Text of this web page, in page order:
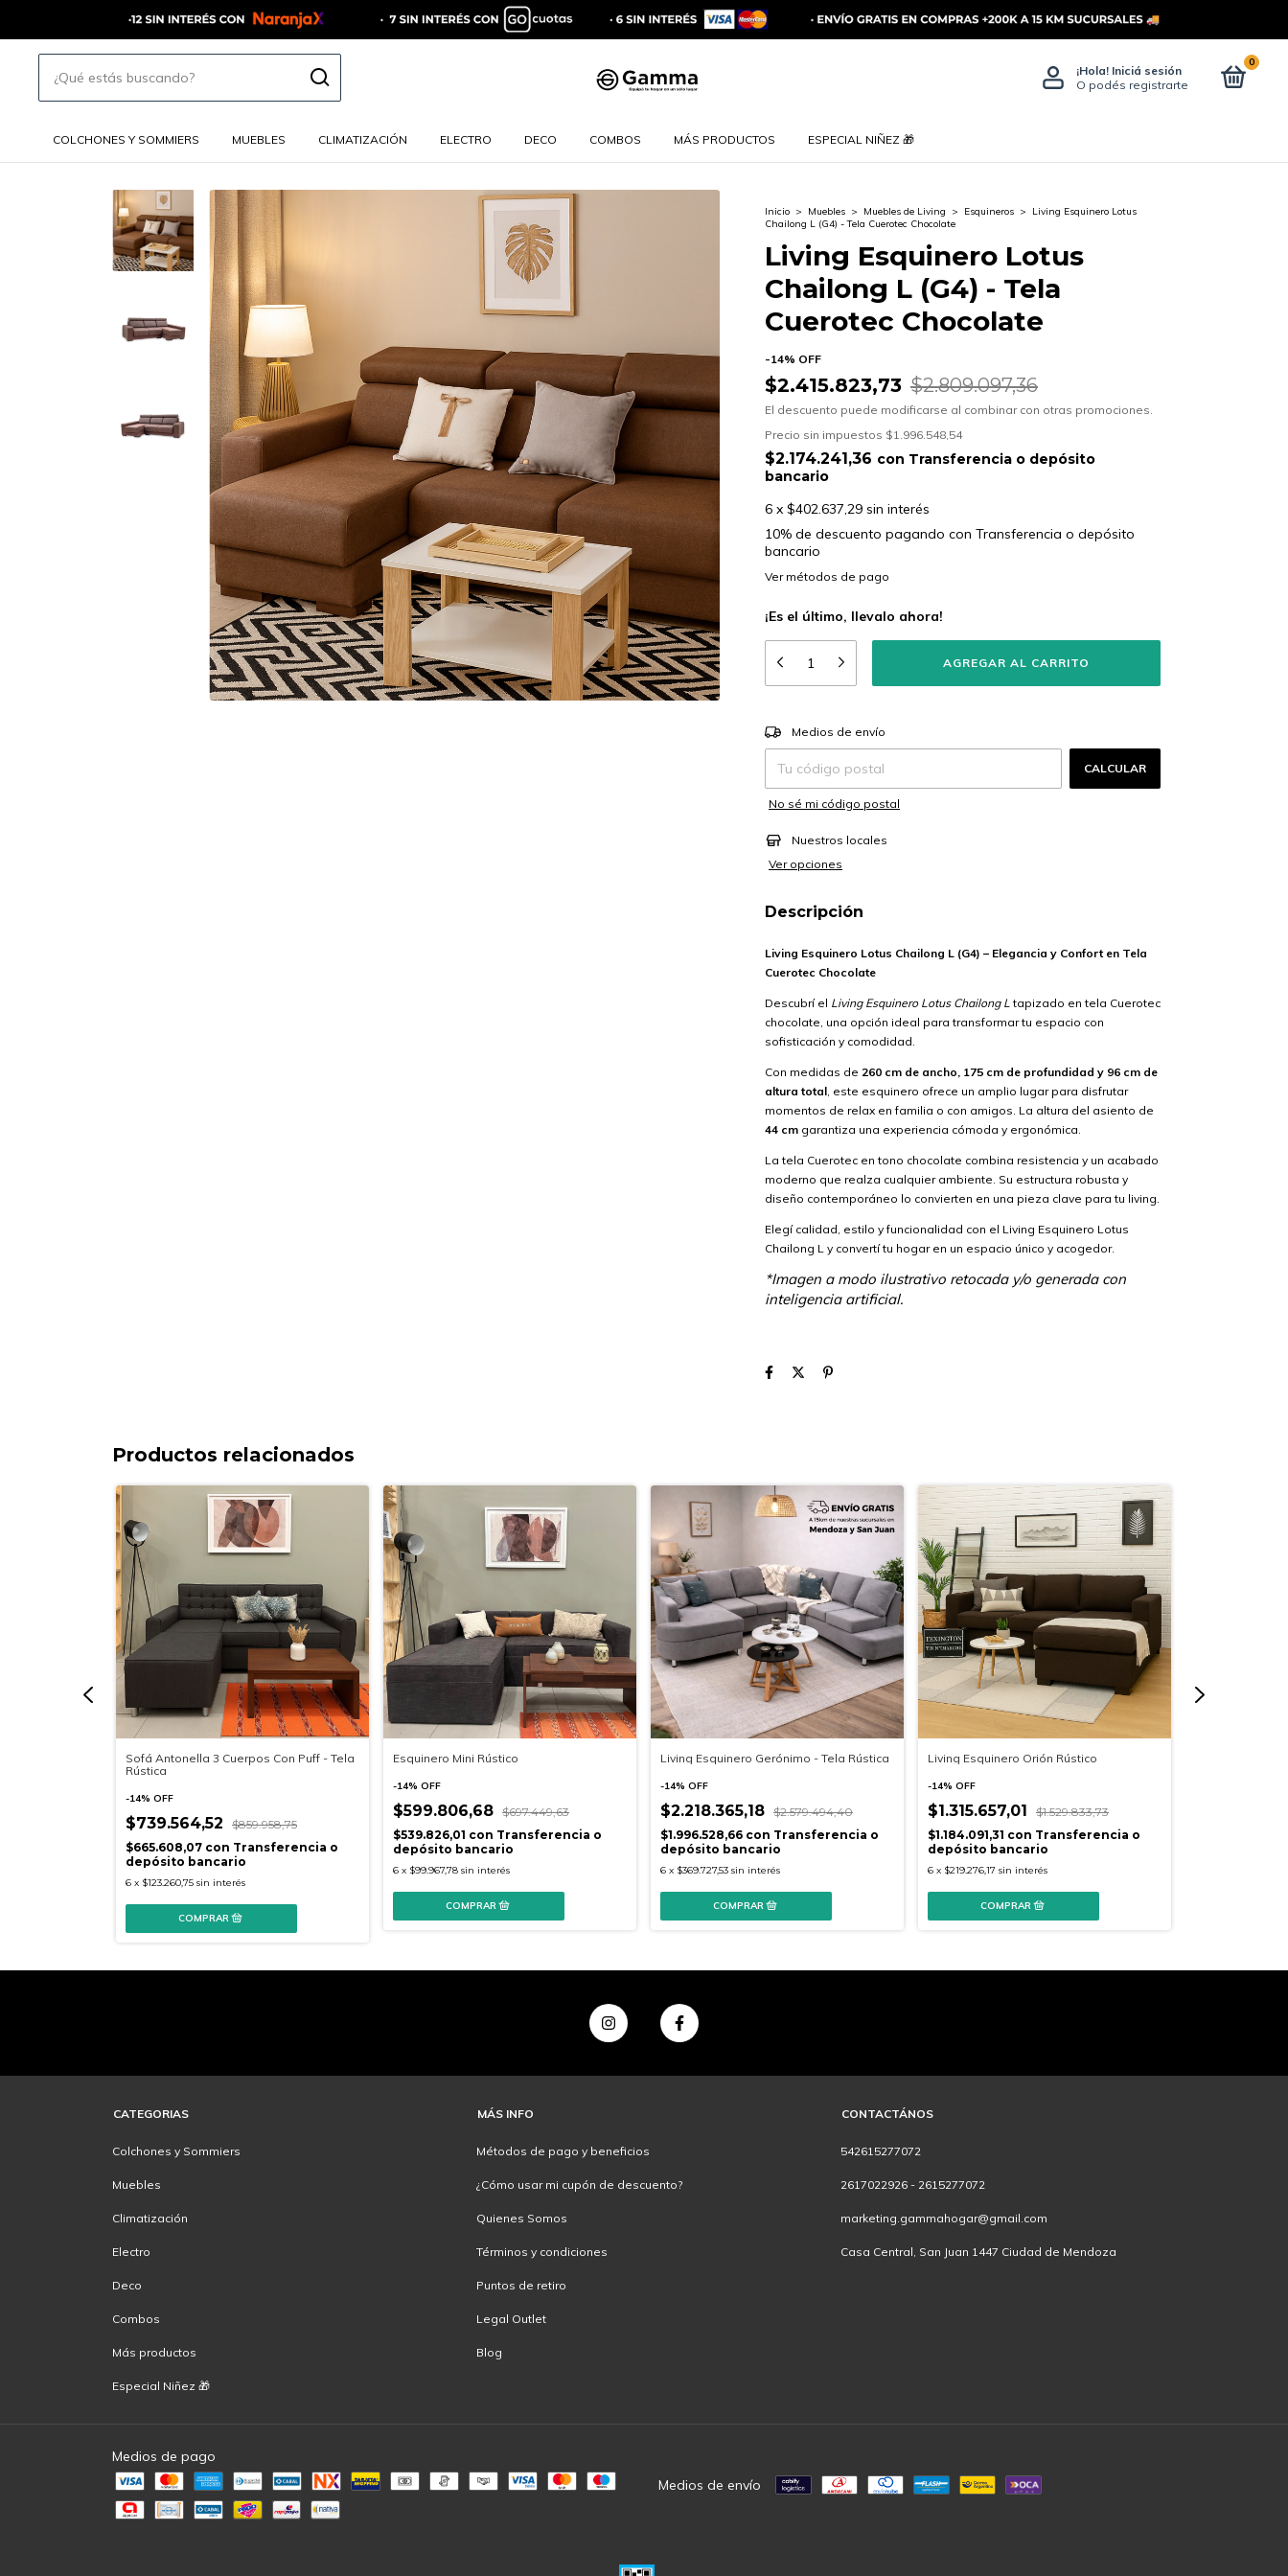
¡Hola! Iniciá sesión
O podés registrarte
0
COLCHONES Y SOMMIERS MUEBLES CLIMATIZACIÓN ELECTRO DECO COMBOS MÁS PRODUCTOS ESPECIAL NIÑEZ 🎁
Inicio > Muebles > Muebles de Living > Esquineros >
Living Esquinero Lotus
Chailong L (G4) - Tela Cuerotec Chocolate
Living Esquinero Lotus
Chailong L (G4) - Tela
Cuerotec Chocolate
-14% OFF
$2.415.823,73 $2.809.097,36
El descuento puede modificarse al combinar con otras promociones.
Precio sin impuestos $1.996.548,54
$2.174.241,36 con Transferencia o depósito
bancario
6 x $402.637,29 sin interés
10% de descuento pagando con Transferencia o depósito
bancario
Ver más detalles
¡Es el último, llevalo ahora!
Entregas para el CP:
Medios de envío
CALCULAR
No sé mi código postal
Nuestros locales
Ver opciones
Descripción
Living Esquinero Lotus Chailong L (G4) – Elegancia y Confort en Tela
Cuerotec Chocolate
Descubrí el Living Esquinero Lotus Chailong Ltapizado en tela Cuerotec
chocolate, una opción ideal para transformar tu espacio con
sofisticación y comodidad.
Con medidas de 260 cm de ancho, 175 cm de profundidad y 96 cm de
altura total, este esquinero ofrece un amplio lugar para disfrutar
momentos de relax en familia o con amigos. La altura del asiento de
44 cm garantiza una experiencia cómoda y ergonómica.
La tela Cuerotec en tono chocolate combina resistencia y un acabado
moderno que realza cualquier ambiente. Su estructura robusta y
diseño contemporáneo lo convierten en una pieza clave para tu living.
Elegí calidad, estilo y funcionalidad con el Living Esquinero Lotus
Chailong L y convertí tu hogar en un espacio único y acogedor.
*Imagen a modo ilustrativo retocada y/o generada con
inteligencia artificial.
Productos relacionados
Sofá Antonella 3 Cuerpos Con Puff - Tela
Rústica
-14% OFF
$739.564,52
$859.958,75
$665.608,07 con Transferencia o
depósito bancario
6 x $123.260,75 sin interés
Esquinero Mini Rústico
-14% OFF
$599.806,68 $697.449,63
$539.826,01 con Transferencia o
depósito bancario
6 x $99.967,78 sin interés
Living Esquinero Gerónimo - Tela Rústica
-14% OFF
$2.218.365,18 $2.579.494,40
$1.996.528,66 con Transferencia o
depósito bancario
6 x $369.727,53 sin interés
Living Esquinero Orión Rústico
-14% OFF
$1.315.657,01
$1.529.833,73
$1.184.091,31 con Transferencia o
depósito bancario
6 x $219.276,17 sin interés
CATEGORIAS
Colchones y Sommiers
Muebles
Climatización
Electro
Deco
Combos
Más productos
Especial Niñez 🎁
MÁS INFO
Métodos de pago y beneficios
¿Cómo usar mi cupón de descuento?
Quienes Somos
Términos y condiciones
Puntos de retiro
Legal Outlet
Blog
CONTACTÁNOS
542615277072
2617022926 - 2615277072
marketing.gammahogar@gmail.com
Casa Central, San Juan 1447 Ciudad de Mendoza
Medios de pago
Medios de envío